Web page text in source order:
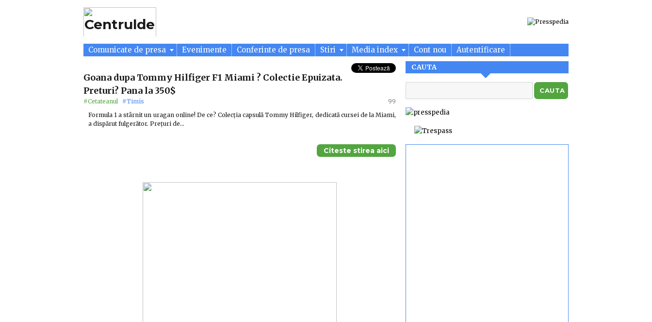
Comunicate de presa Evenimente Conferinte de presa Stiri Media index Cont nou Autentificare
Goana dupa Tommy Hilfiger F1 Miami ? Colectie Epuizata.
Preturi? Pana la 350$
#Cetateanul #Timis
99
Formula 1 a stârnit un uragan online! De ce? Colecția capsulă Tommy Hilfiger, dedicată cursei de la Miami,
a dispărut fulgerător. Prețuri de…
Citeste stirea aici
CAUTA